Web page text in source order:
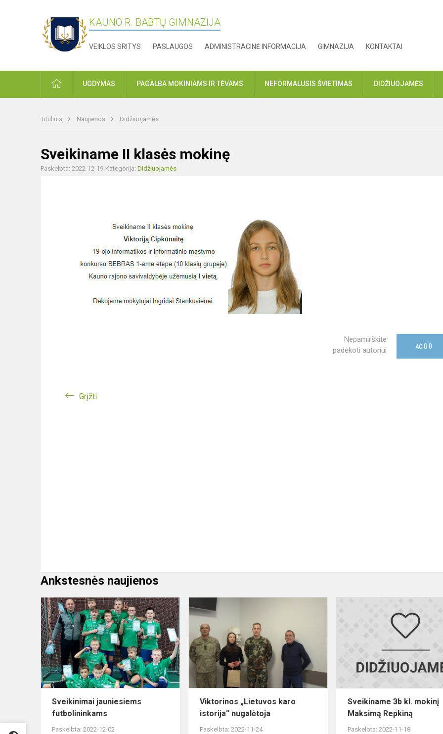
KAUNO R. BABTŲ GIMNAZIJA
VEIKLOS SRITYS PASLAUGOS ADMINISTRACINĖ INFORMACIJA GIMNAZIJA KONTAKTAI
PRADŽIAUGDYMAS PAGALBA MOKINIAMS IR TĖVAMS NEFORMALUSIS ŠVIETIMAS DIDŽIUOJAMĖS
Titulinis Naujienos Didžiuojamės
Sveikiname II klasės mokinę
Paskelbta: 2022-12-19 Kategorija: Didžiuojamės
Nepamirškite
padėkoti autoriui
AČIŪ 0
Grįžti
Ankstesnės naujienos
Sveikinimai
jauniesiems
futbolininkams
Sveikinimai jauniesiems
futbolininkams
Paskelbta: 2022-12-02
Viktorinos „Lietuvos karo
istorija“ nugalėtoja
Paskelbta: 2022-11-24
Sveikiname 3b kl. mokinį
Maksimą Repkiną
Paskelbta: 2022-11-18